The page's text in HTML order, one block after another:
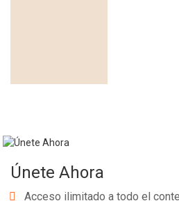
Únete Ahora
Acceso ilimitado a todo el